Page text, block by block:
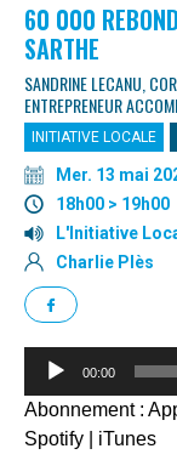
60 000
SARTHE
SANDRINE LECANU,
ENTREPRENEUR
INITIATIVE LOCALE
Mer. 13 mai
18h00 > 19h00
L'Initiative
Charlie Plès
Lecteur
00:00
Abonnement :
Spotify
iTunes